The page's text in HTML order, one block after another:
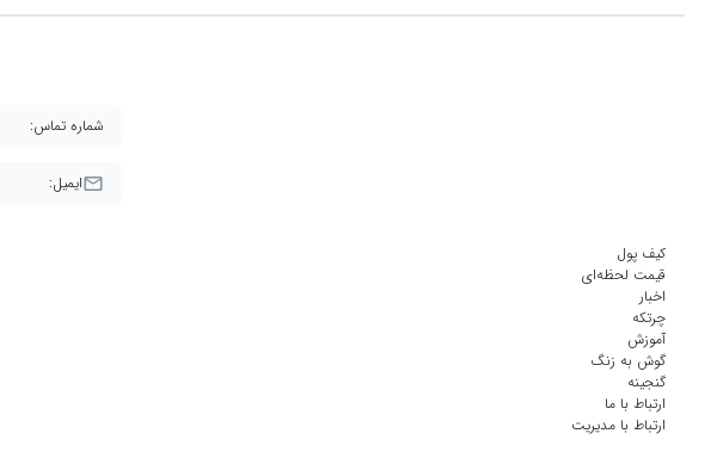
ایمیل:
شماره تماس:
کیف پول
قیمت لحظه‌ای
اخبار
چرتکه
آموزش
گوش به زنگ
گنجینه
ارتباط با ما
ارتباط با مدیریت